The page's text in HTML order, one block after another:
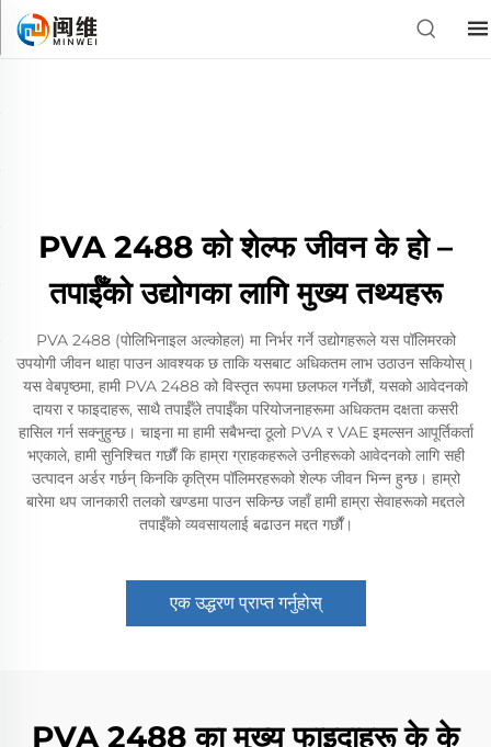
PVA 2488 को शेल्फ जीवन के हो –
तपाईँको उद्योगका लागि मुख्य तथ्यहरू
PVA 2488 (पोलिभिनाइल अल्कोहल) मा निर्भर गर्ने उद्योगहरूले यस पॉलिमरको
उपयोगी जीवन थाहा पाउन आवश्यक छ ताकि यसबाट अधिकतम लाभ उठाउन सकियोस्।
यस वेबपृष्ठमा, हामी PVA 2488 को विस्तृत रूपमा छलफल गर्नेछौं, यसको आवेदनको
दायरा र फाइदाहरू, साथै तपाईँले तपाईँका परियोजनाहरूमा अधिकतम दक्षता कसरी
हासिल गर्न सक्नुहुन्छ। चाइना मा हामी सबैभन्दा ठूलो PVA र VAE इमल्सन आपूर्तिकर्ता
भएकाले, हामी सुनिश्चित गर्छौं कि हाम्रा ग्राहकहरूले उनीहरूको आवेदनको लागि सही
उत्पादन अर्डर गर्छन् किनकि कृत्रिम पॉलिमरहरूको शेल्फ जीवन भिन्न हुन्छ। हाम्रो
बारेमा थप जानकारी तलको खण्डमा पाउन सकिन्छ जहाँ हामी हाम्रा सेवाहरूको मद्दतले
तपाईँको व्यवसायलाई बढाउन मद्दत गर्छौं।
एक उद्धरण प्राप्त गर्नुहोस्
PVA 2488 का मुख्य फाइदाहरू के के